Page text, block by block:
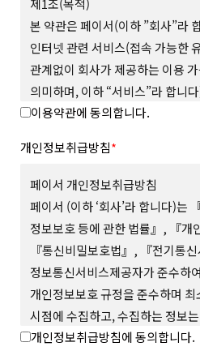
제1조(목적)
본 약관은 페이서(이하 ”회사”라
인터넷 관련 서비스(접속 가능한
관계없이 회사가 제공하는 이용
의미하며, 이하 “서비스”라 합니
회원의 권리와 의무, 책임사항을
제 2 조 (용어의 정의)
본 약관에서 사용하는 용어의 정의
1. “사이트”란 회사가 재화 또는 서
합니다)를 회원에게 제공하기 위하
이용하여 상품 등을 거래할 수 있도
말하며 회사가 모바일 환경에서 서
포함합니다.
2. “회원”이라 함은 사이트에서 정
회원가입을 한 자로서, 약관에 따라
이용할 수 있는 자를 말합니다.
3. “아이디(ID)”라 함은 회원의 식별
이용약관에 동의합니다.
개인정보취급방침*
페이서 개인정보취급방침
페이서 (이하 ‘회사’라 합니다)는
정보보호 등에 관한 법률』, 『개
『통신비밀보호법』, 『전기통
정보통신서비스제공자가 준수하
개인정보보호 규정을 준수하며
시점에 수집하고, 수집하는 정보
사용하며, 사전 동의 없이 그 범위
개인정보취급방침에 동의합니다.